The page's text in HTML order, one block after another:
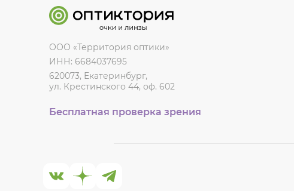
ООО «Территория оптики»
ИНН: 6684037695
620073, Екатеринбург,
ул. Крестинского 44, оф. 602
Бесплатная проверка зрения